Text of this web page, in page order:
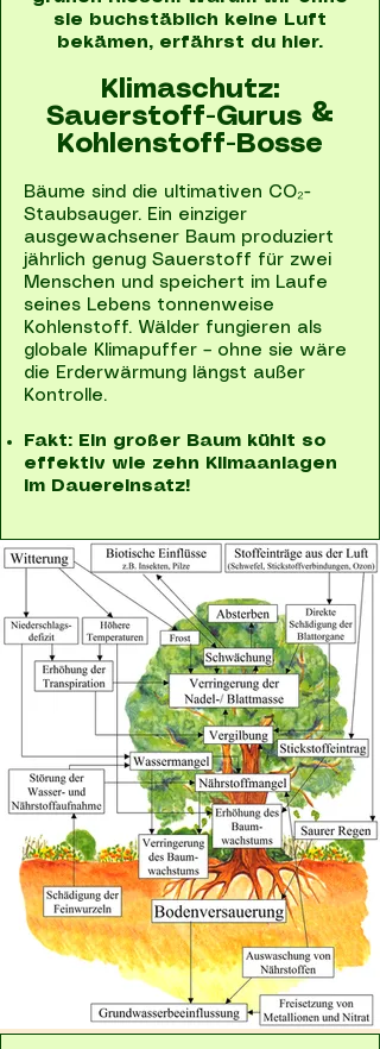
sie buchstäblich keine Luft
bekämen, erfährst du hier.
Klimaschutz:
Sauerstoff-Gurus &
Kohlenstoff-Bosse
Bäume sind die ultimativen CO₂-
Staubsauger. Ein einziger
ausgewachsener Baum produziert
jährlich genug Sauerstoff für zwei
Menschen und speichert im Laufe
seines Lebens tonnenweise
Kohlenstoff. Wälder fungieren als
globale Klimapuffer – ohne sie wäre
die Erderwärmung längst außer
Kontrolle.
Fakt: Ein großer Baum kühlt so
effektiv wie zehn Klimaanlagen
im Dauereinsatz!